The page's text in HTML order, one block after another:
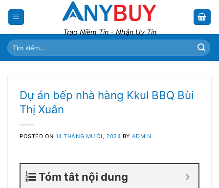
Trao Niềm Tin - Nhận Uy Tín
Tìm
kiếm:
Dự án bếp nhà hàng Kkul BBQ Bùi
Thị Xuân
POSTED ON 14 THÁNG MƯỜI, 2024 BY ADMIN
Tóm tắt nội dung